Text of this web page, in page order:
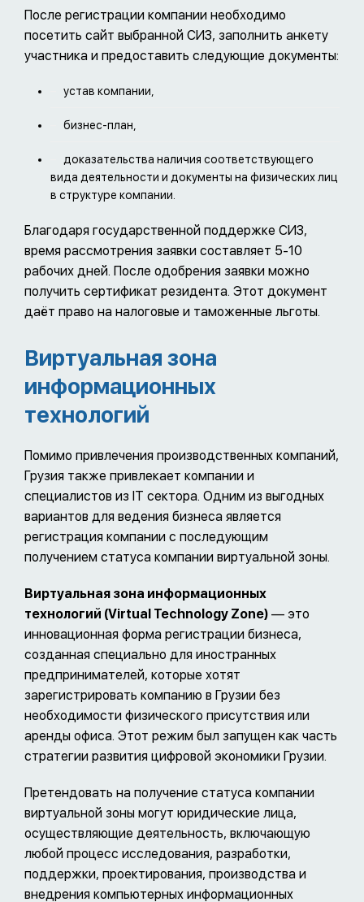
После регистрации компании необходимо
посетить сайт выбранной СИЗ, заполнить анкету
участника и предоставить следующие документы:
устав компании,
бизнес-план,
доказательства наличия соответствующего
вида деятельности и документы на физических лиц
в структуре компании.
Благодаря государственной поддержке СИЗ,
время рассмотрения заявки составляет 5-10
рабочих дней. После одобрения заявки можно
получить сертификат резидента. Этот документ
даёт право на налоговые и таможенные льготы.
Виртуальная зона
информационных
технологий
Помимо привлечения производственных компаний,
Грузия также привлекает компании и
специалистов из IT сектора. Одним из выгодных
вариантов для ведения бизнеса является
регистрация компании с последующим
получением статуса компании виртуальной зоны.
Виртуальная зона информационных
технологий (Virtual Technology Zone) — это
инновационная форма регистрации бизнеса,
созданная специально для иностранных
предпринимателей, которые хотят
зарегистрировать компанию в Грузии без
необходимости физического присутствия или
аренды офиса. Этот режим был запущен как часть
стратегии развития цифровой экономики Грузии.
Претендовать на получение статуса компании
виртуальной зоны могут юридические лица,
осуществляющие деятельность, включающую
любой процесс исследования, разработки,
поддержки, проектирования, производства и
внедрения компьютерных информационных